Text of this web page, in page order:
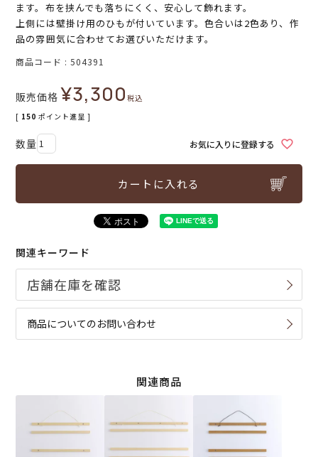
ます。布を挟んでも落ちにくく、安心して飾れます。
上側には壁掛け用のひもが付いています。色合いは2色あり、作
品の雰囲気に合わせてお選びいただけます。
商品コード 504391
販売価格 ¥3,300税込
[ 150 ポイント進呈 ]
お気に入りに登録する
カートに入れる
関連キーワード
商品についてのお問い合わせ
関連商品